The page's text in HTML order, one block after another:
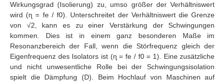
Wirkungsgrad (Isolierung) zu, umso größer der Verhältniswert
wird (ɳ = fe / f0). Unterschreitet der Verhältniswert die Grenze
von √2, kann es zu einer Verstärkung der Schwingungen
kommen. Dies ist in einem ganz besonderen Maße im
Resonanzbereich der Fall, wenn die Störfrequenz gleich der
Eigenfrequenz des Isolators ist (ɳ = fe / f0 = 1). Eine zusätzliche
und nicht unwesentliche Rolle bei der Schwingungsisolation
spielt die Dämpfung (D). Beim Hochlauf von Maschinen auf